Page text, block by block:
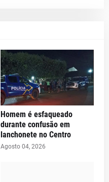
Homem é esfaqueado
durante confusão em
lanchonete no Centro
Agosto 04, 2026